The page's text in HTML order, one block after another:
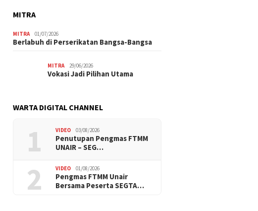
MITRA
MITRA 01/07/2026
Berlabuh di Perserikatan Bangsa-Bangsa
MITRA 29/06/2026
Vokasi Jadi Pilihan Utama
WARTA DIGITAL CHANNEL
1 VIDEO 03/08/2026
Penutupan Pengmas FTMM
UNAIR – SEG…
2 VIDEO 01/08/2026
Pengmas FTMM Unair
Bersama Peserta SEGTA…